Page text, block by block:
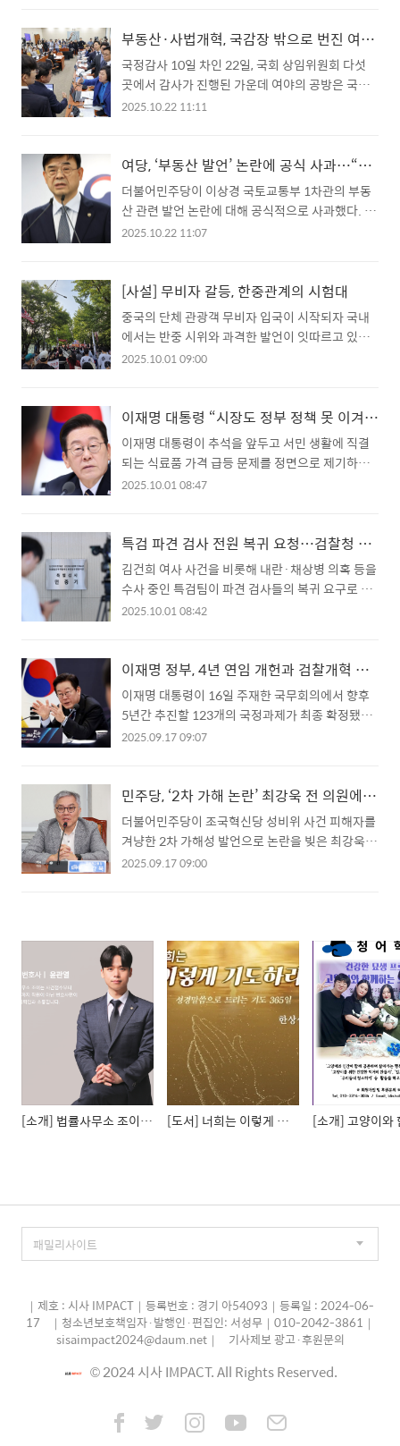
원에서 지난해 900원으로 올랐고, 수도권 연탄공
장이 동두천 한 곳만 남으면서 운송비 부담까지 커
졌다. 정부는 연탄 사용 가구의 부담을 덜기 위해
‘연탄 쿠폰’을 지급하고 있다..
의 쿠데타’라고 여론을 조성할 것이고, 대통령은 이
를 막기 위해 계엄령을 발동할 가능성이 상당하
다”고 말했다. 이 대통령은 지난 6·3 대선 이후 다
섯 건의 형사재판이 재판부 판단에 따라 중단된 상
태다. 한 전 대표는 내년 초 법관 인사로 재판부 구
전망했다. 그는 “대법원 전원합의체가 이미 헌법
84조를 ‘대통령이 되기 전 기소된 재판은 진행한
다’고 해석했다”며 “누군가 재판을 재개하기만 하
면 이재명 정권은 끝난다..
부동산·사법개혁, 국감장 밖으로 번진 여야 전면전
국정감사 10일 차인 22일, 국회 상임위원회 다섯
곳에서 감사가 진행된 가운데 여야의 공방은 국감
장을 넘어 부동산 정책과 사법개혁 이슈로 확산됐
당은 최근 발표된 ‘10·15 부동산 대책’을 둘러싼
논란 속에서도 정면 돌파를 선택했다. 이날 당은
‘주택시장 안정화 TF’를 공식 출범시키고 12월까
지 구체적인 주택 공급 계획을 마련하겠다고 밝혔
다. 이상경 국토교통부 1차관의 “집값 떨어지면 집
원은 아침 회의에서 “부적절한 발언이었다”며 사
과했다. 민주당은 민심의 동요를 우려하면서도 정
책 신뢰 회복을 위한 후속 조치 마련에 집중하겠다
는 입장이다. 국민의힘은 ‘..
2025.10.22 11:11
여당, ‘부동산 발언’ 논란에 공식 사과…“공직자 언행, 국민 신뢰의 문제”
더불어민주당이 이상경 국토교통부 1차관의 부동
산 관련 발언 논란에 대해 공식적으로 사과했다. 부
동산 정책을 총괄하는 고위 공직자가 국민 정서를
부동산 관련 유튜브 방송에 출연해 “지금 사려고 하
니까 스트레스를 받는 것”이라며 “시장이 안정화
돼 집값이 떨어지면 그때 사면 된다”고 발언했다.
해당 발언은 10·15 부동산 대책으로 실수요자 피
해가 커지고 있다는 지적이 나오는 가운데 나온 것
비판이 제기됐다. 논란이 커지자 한준호 더불어민
주당 최고위원은 22일 국회 최고위원회의에서 “최
근 이상경 차관의 부적절한 발언으로 국민 여러분
께 심려를 끼쳐드린 점, 당의 ..
2025.10.22 11:07
[사설] 무비자 갈등, 한중관계의 시험대
중국의 단체 관광객 무비자 입국이 시작되자 국내
에서는 반중 시위와 과격한 발언이 잇따르고 있다.
일부 극단적 집회에서는 “반중멸공” 구호가 터져
비화할 수 있는 위험한 징후다. 중국 관영매체 환구
시보가 “관광객 안전 보장”을 공개적으로 요구하
고 나선 것도 이러한 맥락에서다. 사실 이번 조치는
상호주의 성격이 강하다. 중국은 이미 지난해 11월
부터 한국인 무비자 입국을 허용했고, 우리 정부도
회복이 더딘 내수와 지역경제에 도움이 될 수 있다.
인천만 해도 외국인 소비액의 3분의 1이 중국인 관
광객 몫이었다. 교류의 불씨를 살려내야 할 시점에
혐오와 선동이 교..
2025.10.01 09:00
이재명 대통령 “시장도 정부 정책 못 이겨…강력 개입 필요”
이재명 대통령이 추석을 앞두고 서민 생활에 직결
되는 식료품 가격 급등 문제를 정면으로 제기하며
정부의 적극적 개입을 지시했다. 9월 30일 서울 용
는 정부의 기능에 문제가 발생했기 때문”이라고 지
적했다. 이어 “조선시대 때도 매점매석한 사람을
잡아 사형시키고 그랬다. 이런 문제를 통제하는 것
이 정부”라며 담합·독과점 가능성까지 언급했다.
이날 회의에서는 기획재정부, 한국은행, 공정거래
다. 한국은행 측은 인건비·임대료 등 유통 비용 상
승, 농가 생산성 저하, 공급 채널 부족을 주요 원인
으로 꼽았다. 이에 대해 이 대통령은 “환율만으로
는 설명하기 어렵다”며 “2022..
2025.10.01 08:47
특검 파견 검사 전원 복귀 요청…검찰청 해체 후폭풍 본격화
김건희 여사 사건을 비롯해 내란·채상병 의혹 등을
수사 중인 특검팀이 파견 검사들의 복귀 요구로 큰
혼란에 빠졌다. 검찰청 폐지를 골자로 한 정부조직
취지와 정면으로 배치된다는 이유에서다.김건희
특검팀 소속 검사 40명 전원은 최근 민중기 특별검
사에게 성명서를 제출해 원대 복귀 의사를 밝혔다.
이들은 "검사의 중대범죄 직접수사 기능이 상실된
상황에서, 특검만 예외적으로 수사·기소·공소유지
리한 뒤 소속 검찰청으로 돌아가게 해달라고 요청
했다.현재 특검 3곳에는 총 110명의 검사와 99명
의 수사관이 파견돼 있으며, 김건희 특검팀만 해도
차·부장검사급을 포함해 4..
2025.10.01 08:42
이재명 정부, 4년 연임 개헌과 검찰개혁 중심 123대 국정과제 확정
이재명 대통령이 16일 주재한 국무회의에서 향후
5년간 추진할 123개의 국정과제가 최종 확정됐다.
이번 국정과제는 지난달 국정기획위원회가 제안한
라, 함께 행복한 대한민국’이라는 국가 비전 아래 5
대 목표로 배치했다.5대 국정 목표는 △국민이 하
나 되는 정치 △세계를 이끄는 혁신경제 △모두가
잘사는 균형성장 △기본이 튼튼한 사회 △국익 중
심의 외교·안보로 설정됐다. 특히 1호 국정과제로
문화, 5·18 광주 민주화운동 정신 헌법 전문 수록
등이 포함되며, 내..
2025.09.17 09:07
민주당, ‘2차 가해 논란’ 최강욱 전 의원에 당원 자격 정지 1년
더불어민주당이 조국혁신당 성비위 사건 피해자를
겨냥한 2차 가해성 발언으로 논란을 빚은 최강욱
전 의원에 대해 당원 자격 정지 1년의 징계를 결정
규범을 위반했다고 판단했다”며 “이번 징계는 중
징계에 해당한다”고 밝혔다.논란이 된 발언은 지난
달 말 대전·세종에서 열린 조국혁신당 행사 강연에
서 나왔다. 당시 최 전 의원은 조국혁신당 고위 당직
자의 성비위 사건을 두고 “그렇게 죽고 살 일인
가”라는 취지의 발언을 했으며, 이 표현이 피해자에
대한 2차 가해라는 비판을 불러왔다.최 전 의원은
조국 전 법무부 장관 아들에게 허위 인턴 증명서를
발급한 혐의로 유죄가 확정돼..
2025.09.17 09:00
[소개] 법률사무소 조이​ (윤관열 변호사) [도서] 너희는 이렇게 기도하라 (한상삼, 2024)
｜제호 : 시사 IMPACT｜등록번호 : 경기 아54093｜등록일 : 2024-06-
17
｜청소년보호책임자·발행인·편집인: 서성무｜010-2042-3861｜
sisaimpact2024@daum.net｜
기사제보 광고·후원문의
© 2024 시사 IMPACT. All Rights Reserved.